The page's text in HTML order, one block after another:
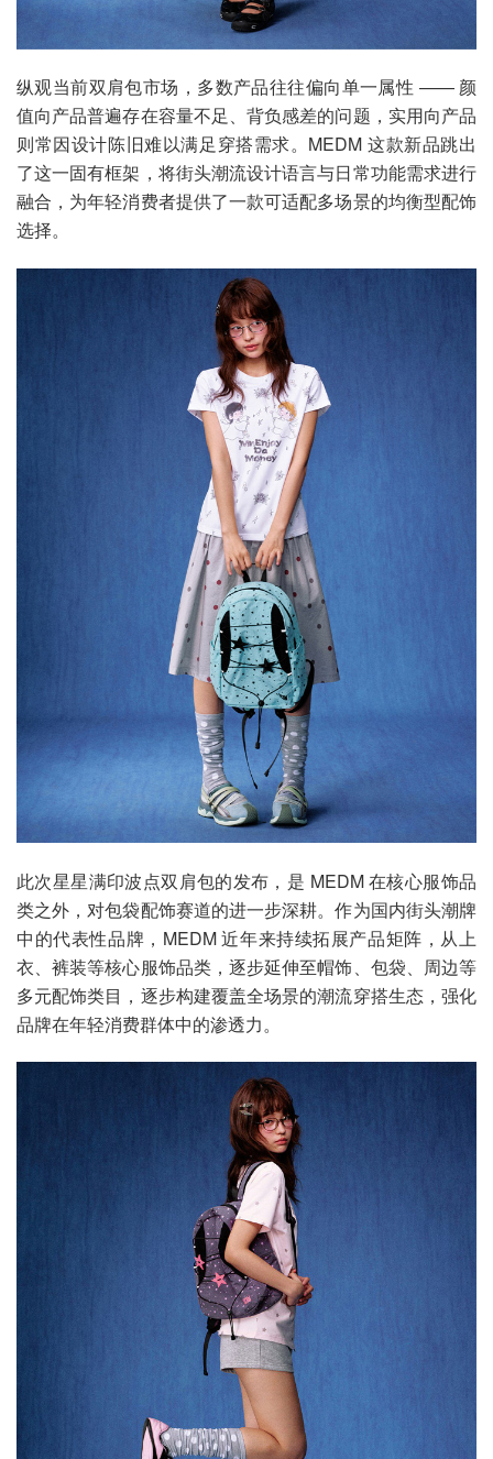
纵观当前双肩包市场，多数产品往往偏向单一属性 —— 颜
值向产品普遍存在容量不足、背负感差的问题，实用向产品
则常因设计陈旧难以满足穿搭需求。MEDM 这款新品跳出
了这一固有框架，将街头潮流设计语言与日常功能需求进行
融合，为年轻消费者提供了一款可适配多场景的均衡型配饰
选择。
此次星星满印波点双肩包的发布，是 MEDM 在核心服饰品
类之外，对包袋配饰赛道的进一步深耕。作为国内街头潮牌
中的代表性品牌，MEDM 近年来持续拓展产品矩阵，从上
衣、裤装等核心服饰品类，逐步延伸至帽饰、包袋、周边等
多元配饰类目，逐步构建覆盖全场景的潮流穿搭生态，强化
品牌在年轻消费群体中的渗透力。